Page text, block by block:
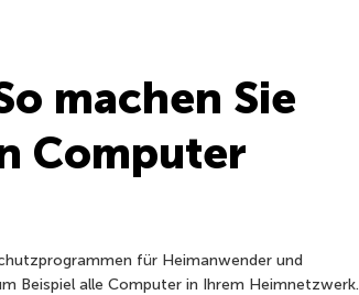
machen Sie
Computer
für Heimanwender und
Beispiel alle Computer in Ihrem Heimnetzwerk.